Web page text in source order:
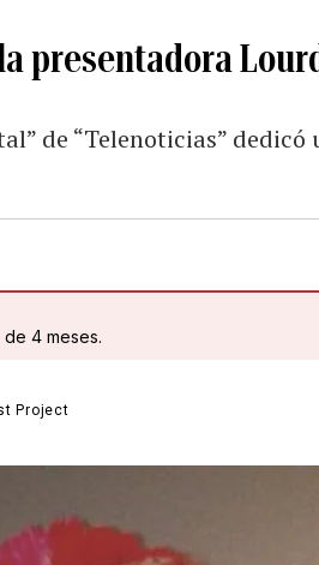
presentadora
de “Telenoticias”
4 meses.